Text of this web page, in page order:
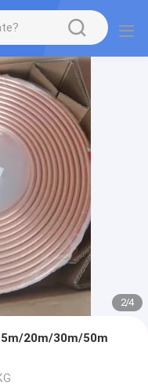
2/4
20m/30m/50m